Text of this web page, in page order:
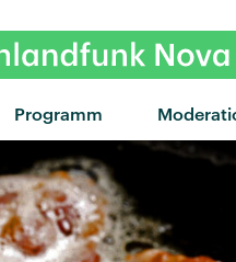
Programm
"Keep My Cool" von